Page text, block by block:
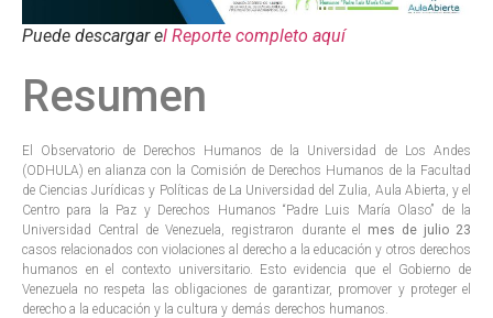
Puede descargar el Reporte completo aquí
Resumen
El Observatorio de Derechos Humanos de la Universidad de Los Andes
(ODHULA) en alianza con la Comisión de Derechos Humanos de la Facultad
de Ciencias Jurídicas y Políticas de La Universidad del Zulia, Aula Abierta, y el
Centro para la Paz y Derechos Humanos “Padre Luis María Olaso” de la
Universidad Central de Venezuela, registraron durante el mes de julio 23
casos relacionados con violaciones al derecho a la educación y otros derechos
humanos en el contexto universitario. Esto evidencia que el Gobierno de
Venezuela no respeta las obligaciones de garantizar, promover y proteger el
derecho a la educación y la cultura y demás derechos humanos.